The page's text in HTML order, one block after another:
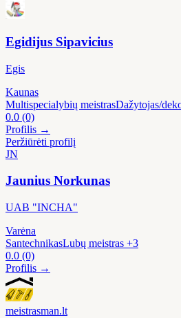
Egidijus Sipavicius
Egis
Kaunas
Multispecialybių meistrasDažytojas/
0.0 (0)
Profilis →
Peržiūrėti profilį
JN
Jaunius Norkunas
UAB "INCHA"
Varėna
SantechnikasLubų meistras +3
0.0 (0)
Profilis →
meistrasman.lt